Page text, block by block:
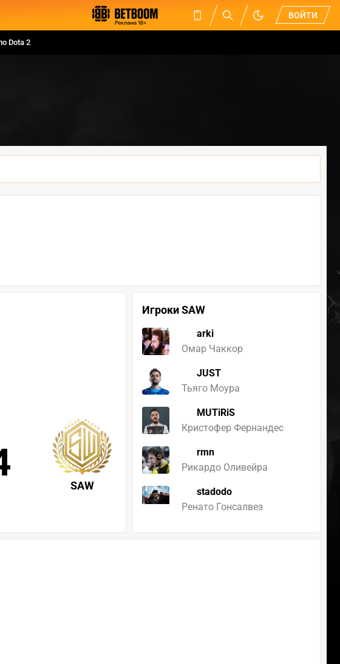
ВОЙТИ
Dota 2
Игроки SAW
arki
Омар Чаккор
JUST
Тьяго Моура
MUTiRiS
Кристофер Фернандес
rmn
Рикардо Оливейра
stadodo
Ренато Гонсалвез
SAW